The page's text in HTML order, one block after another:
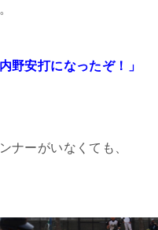
野安打になったぞ！」
ナーがいなくても、